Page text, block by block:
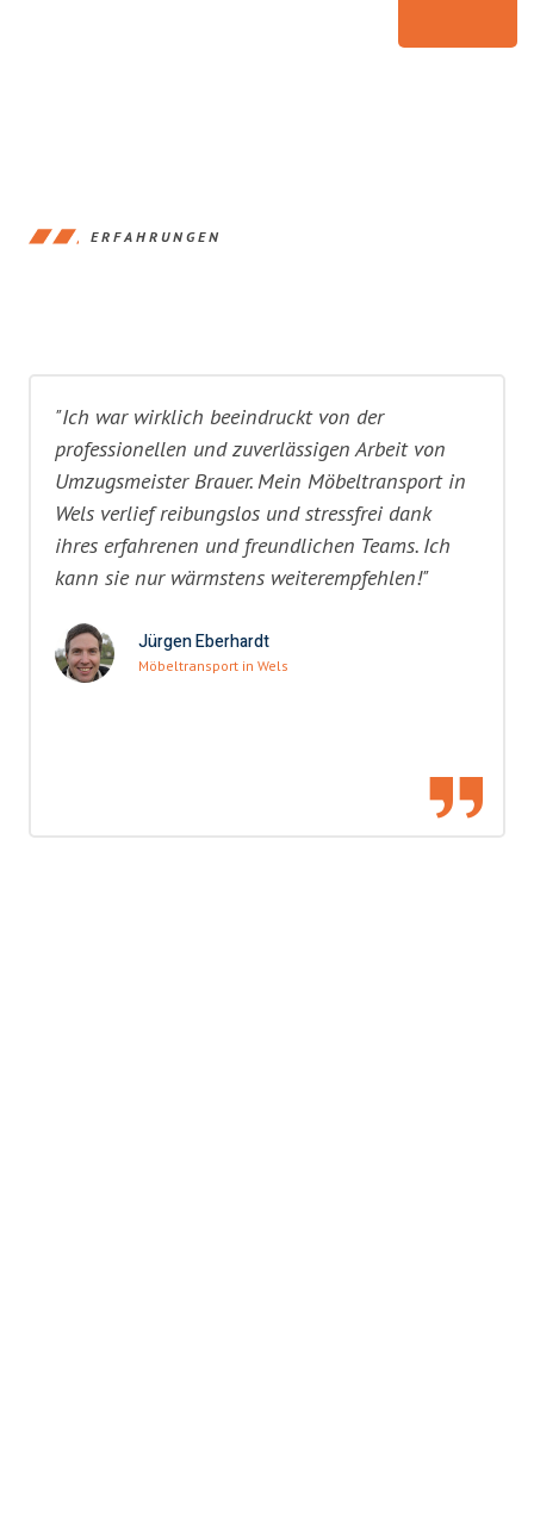
ERFAHRUNGEN
"Ich war wirklich beeindruckt von der
professionellen und zuverlässigen Arbeit von
Umzugsmeister Brauer. Mein Möbeltransport in
Wels verlief reibungslos und stressfrei dank
ihres erfahrenen und freundlichen Teams. Ich
kann sie nur wärmstens weiterempfehlen!"
Jürgen Eberhardt
Möbeltransport in Wels